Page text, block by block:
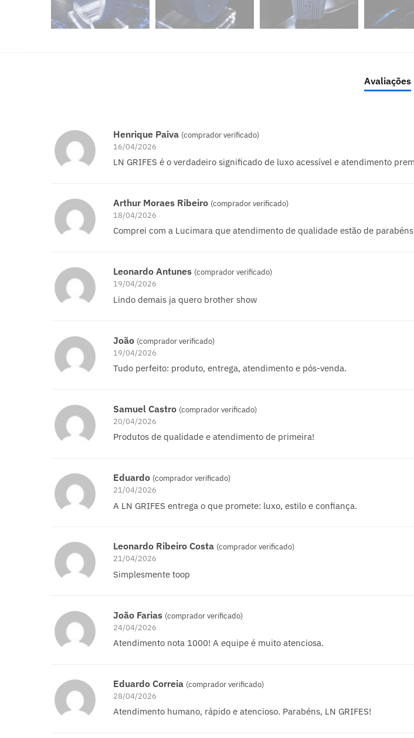
Avaliações
Henrique Paiva (comprador verificado)
16/04/2026
LN GRIFES é o verdadeiro significado de luxo acessível e atendimento
Arthur Moraes Ribeiro (comprador verificado)
18/04/2026
Comprei com a Lucimara que atendimento de qualidade estão de parabéns
Leonardo Antunes (comprador verificado)
19/04/2026
Lindo demais ja quero brother show
João (comprador verificado)
19/04/2026
Tudo perfeito: produto, entrega, atendimento e pós-venda.
Samuel Castro (comprador verificado)
20/04/2026
Produtos de qualidade e atendimento de primeira!
Eduardo (comprador verificado)
21/04/2026
A LN GRIFES entrega o que promete: luxo, estilo e confiança.
Leonardo Ribeiro Costa (comprador verificado)
21/04/2026
Simplesmente toop
João Farias (comprador verificado)
24/04/2026
Atendimento nota 1000! A equipe é muito atenciosa.
Eduardo Correia (comprador verificado)
28/04/2026
Atendimento humano, rápido e atencioso. Parabéns, LN GRIFES!